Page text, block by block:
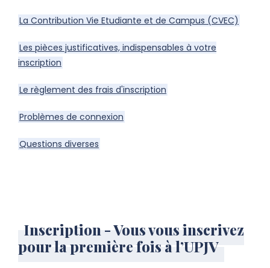
La Contribution Vie Etudiante et de Campus (CVEC)
Les pièces justificatives, indispensables à votre
inscription
Le règlement des frais d'inscription
Problèmes de connexion
Questions diverses
Inscription - Vous vous inscrivez
pour la première fois à l’UPJV